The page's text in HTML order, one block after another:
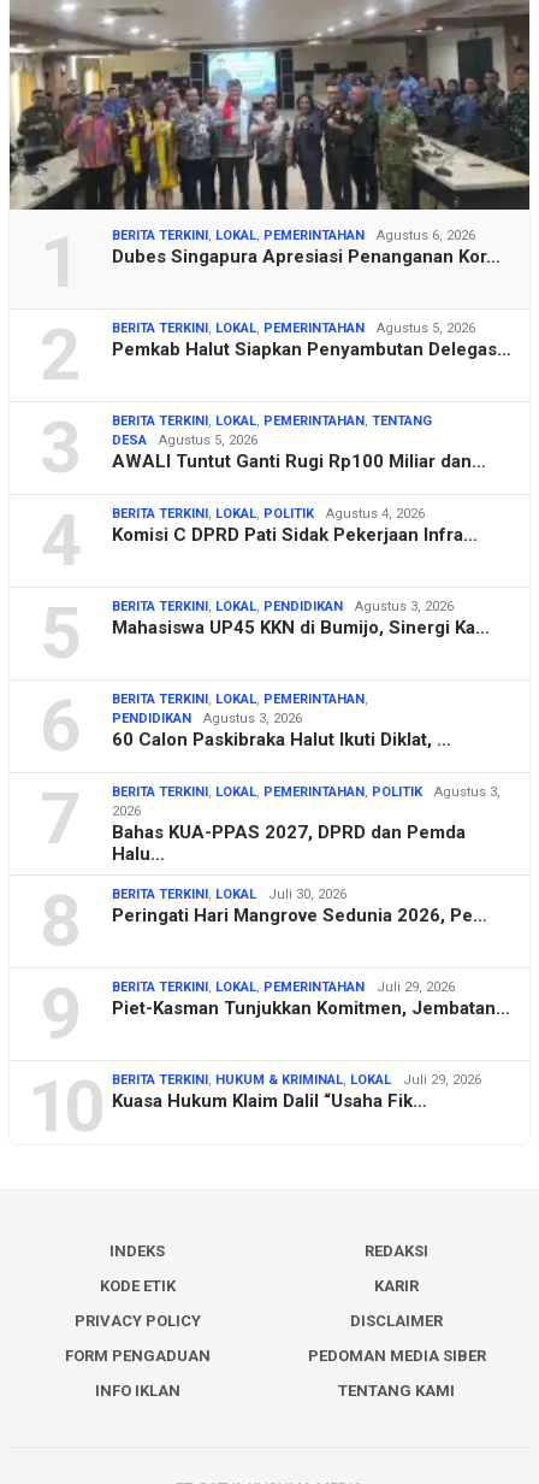
1 BERITA TERKINI , LOKAL, PEMERINTAHAN Agustus 6, 2026
Dubes Singapura Apresiasi Penanganan Kor…
2 BERITA TERKINI , LOKAL, PEMERINTAHAN Agustus 5, 2026
Pemkab Halut Siapkan Penyambutan Delegas…
3 BERITA TERKINI , LOKAL, PEMERINTAHAN , TENTANG
DESA
Agustus 5, 2026
AWALI Tuntut Ganti Rugi Rp100 Miliar dan…
4 BERITA TERKINI , LOKAL, POLITIK Agustus 4, 2026
Komisi C DPRD Pati Sidak Pekerjaan Infra…
5 BERITA TERKINI , LOKAL, PENDIDIKAN Agustus 3, 2026
Mahasiswa UP45 KKN di Bumijo, Sinergi Ka…
6 BERITA TERKINI , LOKAL, PEMERINTAHAN ,
PENDIDIKAN
Agustus 3, 2026
60 Calon Paskibraka Halut Ikuti Diklat, …
7 BERITA TERKINI , LOKAL, PEMERINTAHAN , POLITIK
Agustus 3,
2026
Bahas KUA-PPAS 2027, DPRD dan Pemda
Halu…
8 BERITA TERKINI , LOKAL Juli 30, 2026
Peringati Hari Mangrove Sedunia 2026, Pe…
9 BERITA TERKINI , LOKAL, PEMERINTAHAN Juli 29, 2026
Piet-Kasman Tunjukkan Komitmen, Jembatan…
10 BERITA TERKINI , HUKUM & KRIMINAL, LOKAL Juli 29, 2026
Kuasa Hukum Klaim Dalil “Usaha Fik…
INDEKS
REDAKSI
KODE ETIK
KARIR
PRIVACY POLICY
DISCLAIMER
FORM PENGADUAN
PEDOMAN MEDIA SIBER
INFO IKLAN
TENTANG KAMI